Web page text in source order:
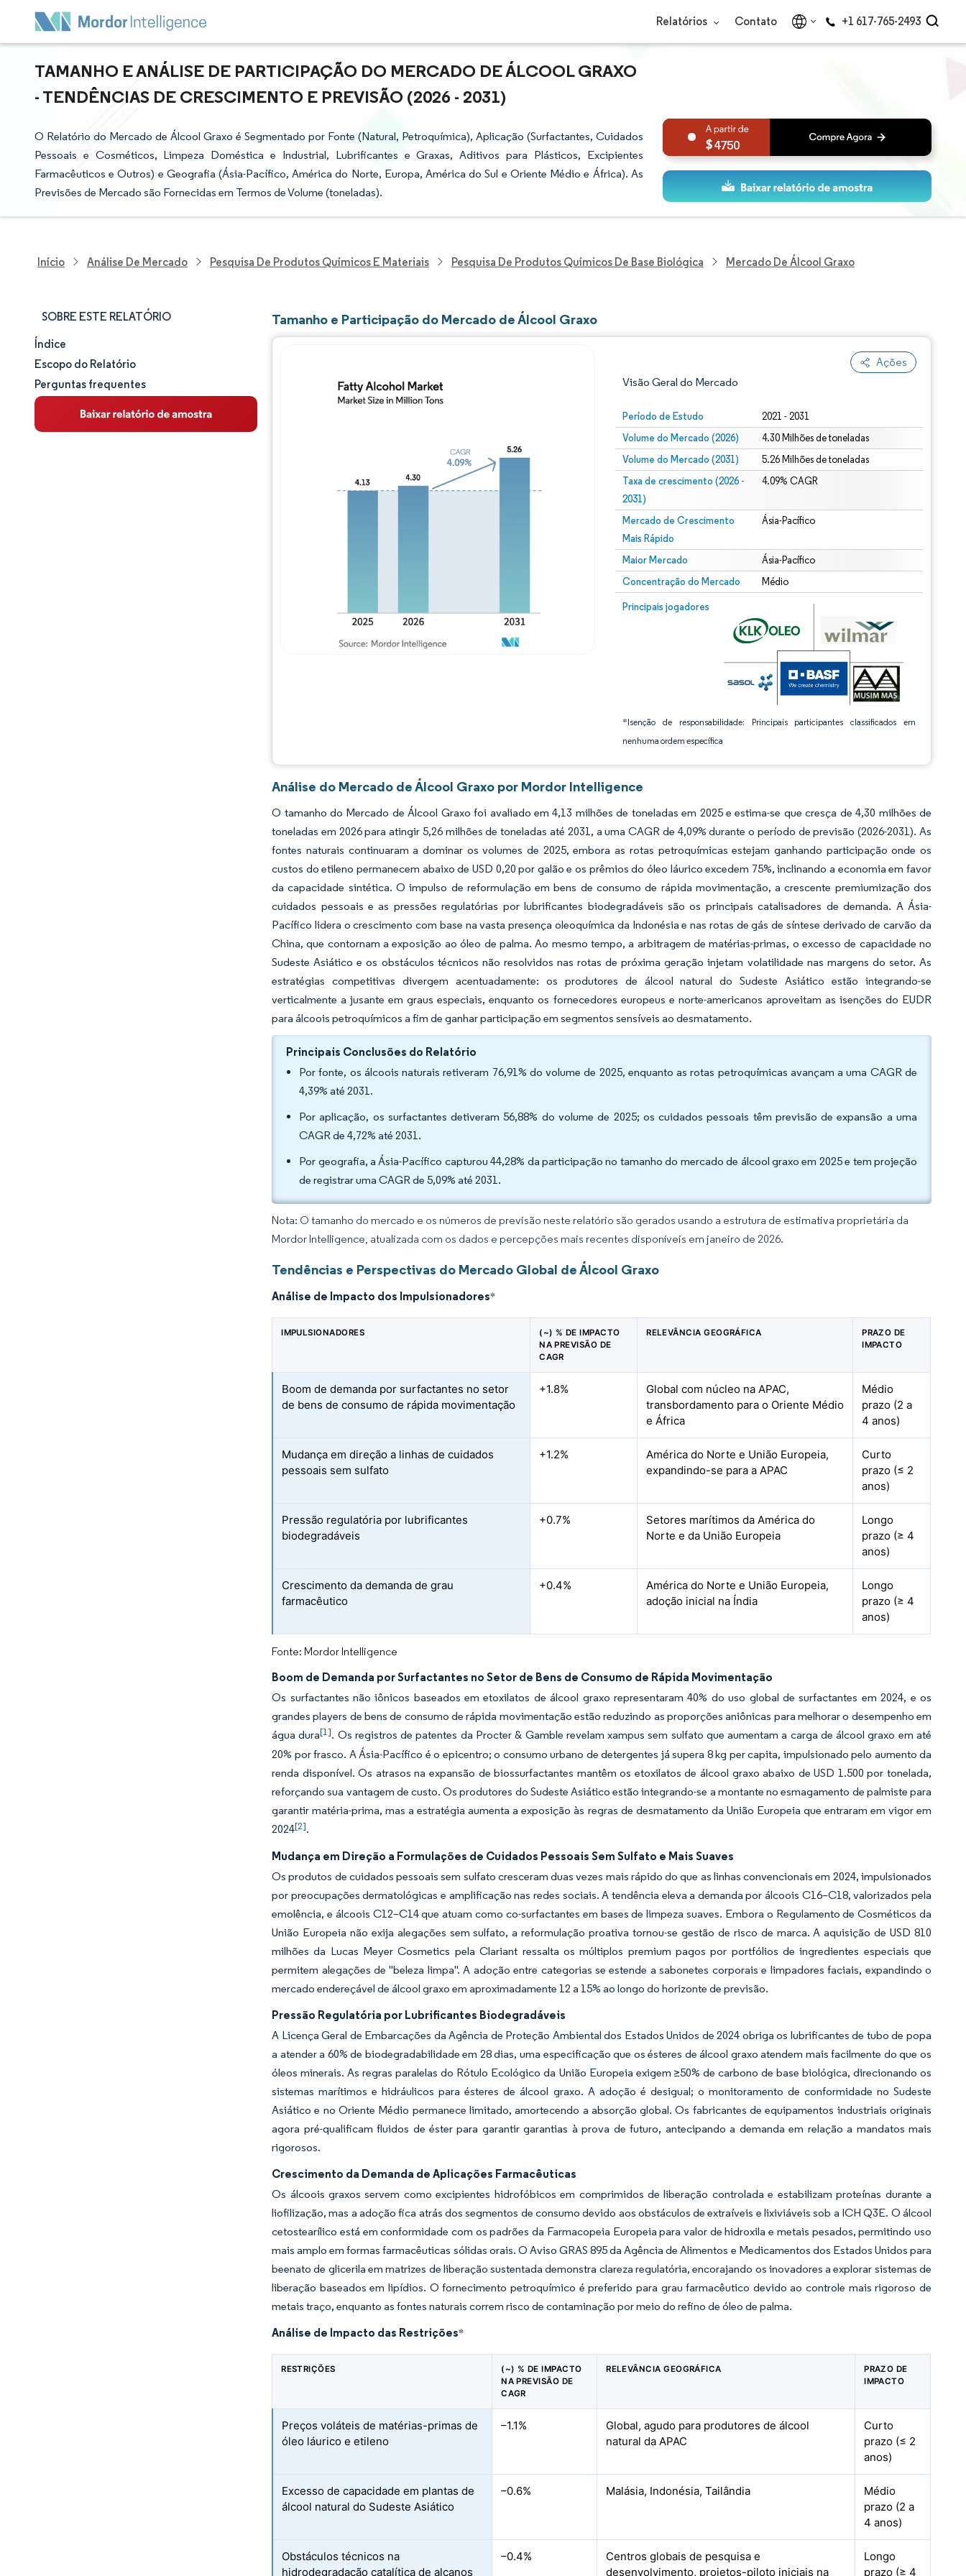
Relatórios Contato +1 617-765-2493
TAMANHO E ANÁLISE DE PARTICIPAÇÃO DO MERCADO DE ÁLCOOL GRAXO
- TENDÊNCIAS DE CRESCIMENTO E PREVISÃO (2026 - 2031)
O Relatório do Mercado de Álcool Graxo é Segmentado por Fonte (Natural, Petroquímica), Aplicação (Surfactantes, Cuidados
Pessoais e Cosméticos, Limpeza Doméstica e Industrial, Lubrificantes e Graxas, Aditivos para Plásticos, Excipientes
Farmacêuticos e Outros) e Geografia (Ásia-Pacífico, América do Norte, Europa, América do Sul e Oriente Médio e África). As
Previsões de Mercado são Fornecidas em Termos de Volume (toneladas).
4750
Início Análise De Mercado Pesquisa De Produtos Químicos E Materiais Pesquisa De Produtos Químicos De Base Biológica Mercado De Álcool Graxo
SOBRE ESTE RELATÓRIO
Tamanho e participação de mercado
Análise de mercado
Tendências e insights
Índice
Escopo do Relatório
Perguntas frequentes
Tamanho e Participação do Mercado de Álcool Graxo
Ações
Visão Geral do Mercado
Período de Estudo 2021 - 2031
Volume do Mercado (2026) 4.30 Milhões de toneladas
Volume do Mercado (2031) 5.26 Milhões de toneladas
Taxa de crescimento (2026 -
2031)
4.09% CAGR
Mercado de Crescimento
Mais Rápido
Ásia-Pacífico
Maior Mercado Ásia-Pacífico
Concentração do Mercado Médio
Principais jogadores
*Isenção de responsabilidade: Principais participantes classificados em
nenhuma ordem específica
Imagem © Mordor Intelligence. O reuso requer atribuição conforme CC BY 4.0.
Imagem © Mordor Intelligence. O reuso requer atribuição conforme CC BY 4.0.
Análise do Mercado de Álcool Graxo por Mordor Intelligence
O tamanho do Mercado de Álcool Graxo foi avaliado em 4,13 milhões de toneladas em 2025 e estima-se que cresça de 4,30 milhões de
toneladas em 2026 para atingir 5,26 milhões de toneladas até 2031, a uma CAGR de 4,09% durante o período de previsão (2026-2031). As
fontes naturais continuaram a dominar os volumes de 2025, embora as rotas petroquímicas estejam ganhando participação onde os
custos do etileno permanecem abaixo de USD 0,20 por galão e os prêmios do óleo láurico excedem 75%, inclinando a economia em favor
da capacidade sintética. O impulso de reformulação em bens de consumo de rápida movimentação, a crescente premiumização dos
cuidados pessoais e as pressões regulatórias por lubrificantes biodegradáveis são os principais catalisadores de demanda. A Ásia-
Pacífico lidera o crescimento com base na vasta presença oleoquímica da Indonésia e nas rotas de gás de síntese derivado de carvão da
China, que contornam a exposição ao óleo de palma. Ao mesmo tempo, a arbitragem de matérias-primas, o excesso de capacidade no
Sudeste Asiático e os obstáculos técnicos não resolvidos nas rotas de próxima geração injetam volatilidade nas margens do setor. As
estratégias competitivas divergem acentuadamente: os produtores de álcool natural do Sudeste Asiático estão integrando-se
verticalmente a jusante em graus especiais, enquanto os fornecedores europeus e norte-americanos aproveitam as isenções do EUDR
para álcoois petroquímicos a fim de ganhar participação em segmentos sensíveis ao desmatamento.
Principais Conclusões do Relatório
Por fonte, os álcoois naturais retiveram 76,91% do volume de 2025, enquanto as rotas petroquímicas avançam a uma CAGR de
4,39% até 2031.
Por aplicação, os surfactantes detiveram 56,88% do volume de 2025; os cuidados pessoais têm previsão de expansão a uma
CAGR de 4,72% até 2031.
Por geografia, a Ásia-Pacífico capturou 44,28% da participação no tamanho do mercado de álcool graxo em 2025 e tem projeção
de registrar uma CAGR de 5,09% até 2031.
Nota: O tamanho do mercado e os números de previsão neste relatório são gerados usando a estrutura de estimativa proprietária da
Mordor Intelligence, atualizada com os dados e percepções mais recentes disponíveis em janeiro de 2026.
Tendências e Perspectivas do Mercado Global de Álcool Graxo
Análise de Impacto dos Impulsionadores*
IMPULSIONADORES
(~) % DE IMPACTO
NA PREVISÃO DE
CAGR
RELEVÂNCIA GEOGRÁFICA
PRAZO DE
IMPACTO
Boom de demanda por surfactantes no setor
de bens de consumo de rápida movimentação
+1.8%
Global com núcleo na APAC,
transbordamento para o Oriente Médio
e África
Médio
prazo (2 a
4 anos)
Mudança em direção a linhas de cuidados
pessoais sem sulfato
+1.2%
América do Norte e União Europeia,
expandindo-se para a APAC
Curto
prazo (≤ 2
anos)
Pressão regulatória por lubrificantes
biodegradáveis
+0.7%
Setores marítimos da América do
Norte e da União Europeia
Longo
prazo (≥ 4
anos)
Crescimento da demanda de grau
farmacêutico
+0.4%
América do Norte e União Europeia,
adoção inicial na Índia
Longo
prazo (≥ 4
anos)
Fonte: Mordor Intelligence
Boom de Demanda por Surfactantes no Setor de Bens de Consumo de Rápida Movimentação
Os surfactantes não iônicos baseados em etoxilatos de álcool graxo representaram 40% do uso global de surfactantes em 2024, e os
grandes players de bens de consumo de rápida movimentação estão reduzindo as proporções aniônicas para melhorar o desempenho em
água dura[1]. Os registros de patentes da Procter & Gamble revelam xampus sem sulfato que aumentam a carga de álcool graxo em até
20% por frasco. A Ásia-Pacífico é o epicentro; o consumo urbano de detergentes já supera 8 kg per capita, impulsionado pelo aumento da
renda disponível. Os atrasos na expansão de biossurfactantes mantêm os etoxilatos de álcool graxo abaixo de USD 1.500 por tonelada,
reforçando sua vantagem de custo. Os produtores do Sudeste Asiático estão integrando-se a montante no esmagamento de palmiste para
garantir matéria-prima, mas a estratégia aumenta a exposição às regras de desmatamento da União Europeia que entraram em vigor em
2024[2].
Mudança em Direção a Formulações de Cuidados Pessoais Sem Sulfato e Mais Suaves
Os produtos de cuidados pessoais sem sulfato cresceram duas vezes mais rápido do que as linhas convencionais em 2024, impulsionados
por preocupações dermatológicas e amplificação nas redes sociais. A tendência eleva a demanda por álcoois C16–C18, valorizados pela
emolência, e álcoois C12–C14 que atuam como co-surfactantes em bases de limpeza suaves. Embora o Regulamento de Cosméticos da
União Europeia não exija alegações sem sulfato, a reformulação proativa tornou-se gestão de risco de marca. A aquisição de USD 810
milhões da Lucas Meyer Cosmetics pela Clariant ressalta os múltiplos premium pagos por portfólios de ingredientes especiais que
permitem alegações de "beleza limpa". A adoção entre categorias se estende a sabonetes corporais e limpadores faciais, expandindo o
mercado endereçável de álcool graxo em aproximadamente 12 a 15% ao longo do horizonte de previsão.
Pressão Regulatória por Lubrificantes Biodegradáveis
A Licença Geral de Embarcações da Agência de Proteção Ambiental dos Estados Unidos de 2024 obriga os lubrificantes de tubo de popa
a atender a 60% de biodegradabilidade em 28 dias, uma especificação que os ésteres de álcool graxo atendem mais facilmente do que os
óleos minerais. As regras paralelas do Rótulo Ecológico da União Europeia exigem ≥50% de carbono de base biológica, direcionando os
sistemas marítimos e hidráulicos para ésteres de álcool graxo. A adoção é desigual; o monitoramento de conformidade no Sudeste
Asiático e no Oriente Médio permanece limitado, amortecendo a absorção global. Os fabricantes de equipamentos industriais originais
agora pré-qualificam fluidos de éster para garantir garantias à prova de futuro, antecipando a demanda em relação a mandatos mais
rigorosos.
Crescimento da Demanda de Aplicações Farmacêuticas
Os álcoois graxos servem como excipientes hidrofóbicos em comprimidos de liberação controlada e estabilizam proteínas durante a
liofilização, mas a adoção fica atrás dos segmentos de consumo devido aos obstáculos de extraíveis e lixiviáveis sob a ICH Q3E. O álcool
cetostearílico está em conformidade com os padrões da Farmacopeia Europeia para valor de hidroxila e metais pesados, permitindo uso
mais amplo em formas farmacêuticas sólidas orais. O Aviso GRAS 895 da Agência de Alimentos e Medicamentos dos Estados Unidos para
beenato de glicerila em matrizes de liberação sustentada demonstra clareza regulatória, encorajando os inovadores a explorar sistemas de
liberação baseados em lipídios. O fornecimento petroquímico é preferido para grau farmacêutico devido ao controle mais rigoroso de
metais traço, enquanto as fontes naturais correm risco de contaminação por meio do refino de óleo de palma.
Análise de Impacto das Restrições*
RESTRIÇÕES
(~) % DE IMPACTO
NA PREVISÃO DE
CAGR
RELEVÂNCIA GEOGRÁFICA
PRAZO DE
IMPACTO
Preços voláteis de matérias-primas de
óleo láurico e etileno
–1.1%
Global, agudo para produtores de álcool
natural da APAC
Curto
prazo (≤ 2
anos)
Excesso de capacidade em plantas de
álcool natural do Sudeste Asiático
–0.6% Malásia, Indonésia, Tailândia
Médio
prazo (2 a
4 anos)
Obstáculos técnicos na
hidrodegradação catalítica de alcanos
–0.4%
Centros globais de pesquisa e
desenvolvimento, projetos-piloto iniciais na
Longo
prazo (≥ 4